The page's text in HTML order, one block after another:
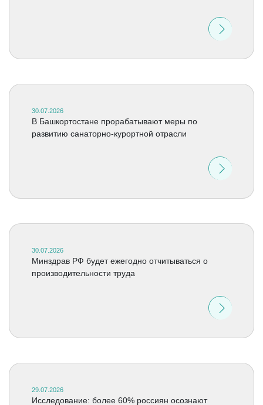
30.07.2026
В Башкортостане прорабатывают меры по
развитию санаторно-курортной отрасли
30.07.2026
Минздрав РФ будет ежегодно отчитываться о
производительности труда
29.07.2026
Исследование: более 60% россиян осознают